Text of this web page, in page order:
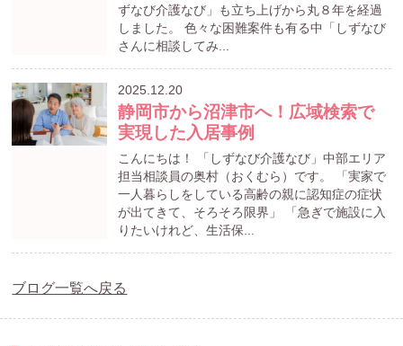
ずなび介護なび」も立ち上げから丸８年を経過
しました。 色々な困難案件も有る中「しずなび
さんに相談してみ...
2025.12.20
静岡市から沼津市へ！広域検索で
実現した入居事例
こんにちは！ 「しずなび介護なび」中部エリア
担当相談員の奥村（おくむら）です。 「実家で
一人暮らしをしている高齢の親に認知症の症状
が出てきて、そろそろ限界」 「急ぎで施設に入
りたいけれど、生活保...
ブログ一覧へ戻る